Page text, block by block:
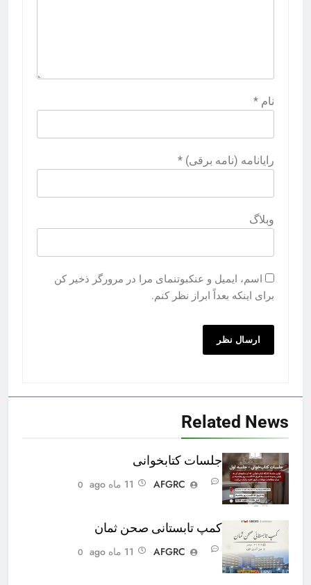
نام *
رایانامه (نامه برقی) *
وبلاگ
اسم، ایمیل و عنکبوتنمای مرا در مرورگر ذخیر کن
برای اینکه بعداً ابراز نظر کنم.
Related News
جلسات کتابخوانی
AFGRC
11 ماه ago 0
کمپ تابستانی صحن ثمان
AFGRC
11 ماه ago 0